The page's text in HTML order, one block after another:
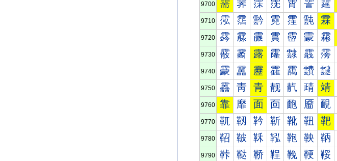
9700 需 霁 霂 霃 霄 霅 霆
9710 霐 霑 霒 霓 霔 霕 霖
9720 霠 霡 霢 霣 霤 霥 霦
9730 霰 霱 露 霳 霴 霵 霶
9740 靀 靁 靂 靃 靄 靅 靆
9750 靐 靑 青 靓 靔 靕 靖
9760 靠 靡 面 靣 靤 靥 靦
9770 靰 靱 靲 靳 靴 靵 靶
9780 鞀 鞁 鞂 鞃 鞄 鞅 鞆
9790 鞐 鞑 鞒 鞓 鞔 鞕 鞖